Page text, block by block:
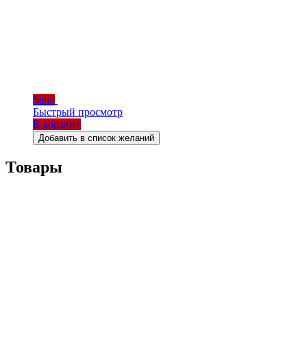
Sale!
Быстрый просмотр
В корзину
Добавить в список желаний
Товары